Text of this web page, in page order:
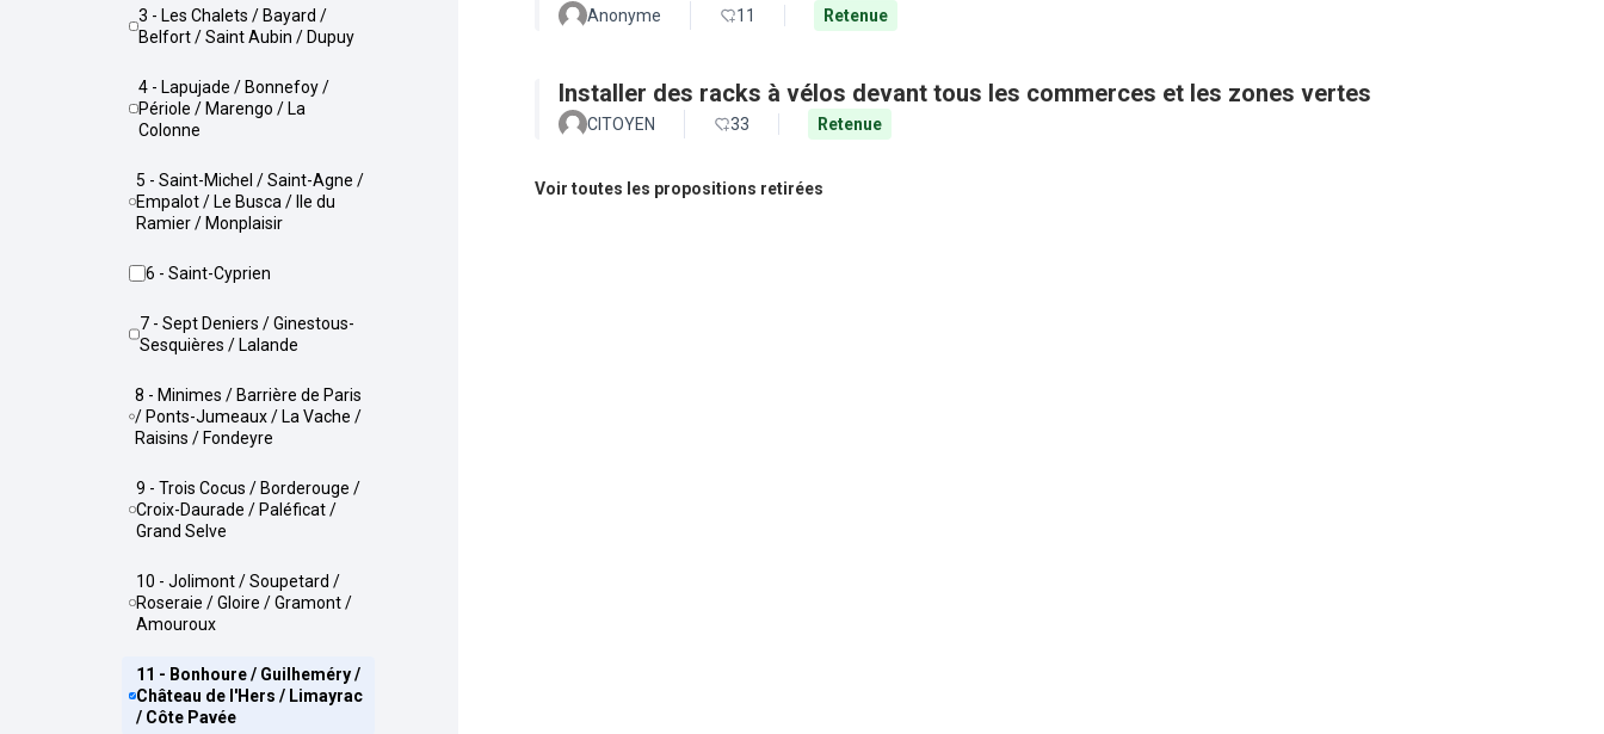
3 - Les Chalets / Bayard /
Belfort / Saint Aubin / Dupuy
4 - Lapujade / Bonnefoy /
Périole / Marengo / La
Colonne
5 - Saint-Michel / Saint-Agne /
Empalot / Le Busca / Ile du
Ramier / Monplaisir
6 - Saint-Cyprien
7 - Sept Deniers / Ginestous-
Sesquières / Lalande
8 - Minimes / Barrière de Paris
/ Ponts-Jumeaux / La Vache /
Raisins / Fondeyre
9 - Trois Cocus / Borderouge /
Croix-Daurade / Paléficat /
Grand Selve
10 - Jolimont / Soupetard /
Roseraie / Gloire / Gramont /
Amouroux
11 - Bonhoure / Guilheméry /
Château de l'Hers / Limayrac
/ Côte Pavée
Anonyme 11 Retenue
Installer des racks à vélos devant tous les commerces et les zones vertes
CITOYEN 33 Retenue
Voir toutes les propositions retirées